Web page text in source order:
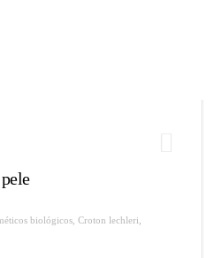
biológicos Croton lechleri